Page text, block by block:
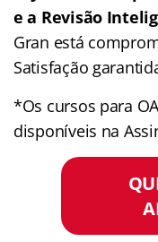
e a Revisão
Gran está
Satisfação
*Os cursos para
disponíveis na